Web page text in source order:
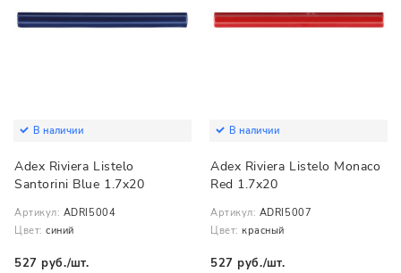
В наличии
Adex Riviera Listelo
Santorini Blue 1.7x20
Артикул: ADRI5004
Цвет: синий
527 руб./шт.
В наличии
Adex Riviera Listelo Monaco
Red 1.7x20
Артикул: ADRI5007
Цвет: красный
527 руб./шт.